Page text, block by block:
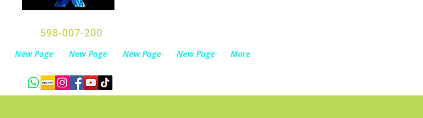
598-007-200
New Page New Page New Page New Page More